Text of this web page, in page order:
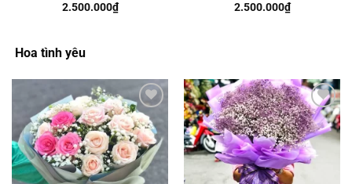
2.500.000₫
2.500.000₫
Hoa tình yêu
Add to
wishlist
Add to
wishlist